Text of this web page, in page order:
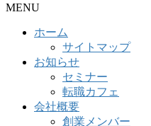
MENU
ホーム
サイトマップ
お知らせ
セミナー
転職カフェ
会社概要
創業メンバー